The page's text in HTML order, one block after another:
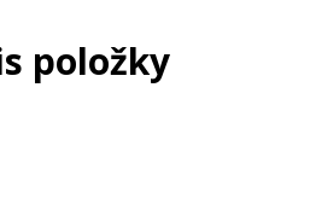
položky